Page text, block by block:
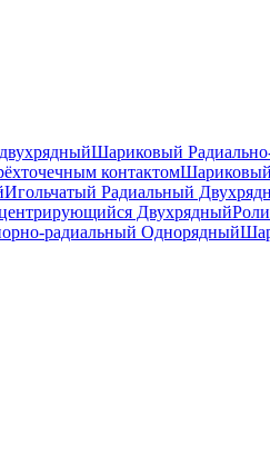
Шариковый
контактом
Игольчатый Радиальный
Двухрядный
радиальный Однорядный